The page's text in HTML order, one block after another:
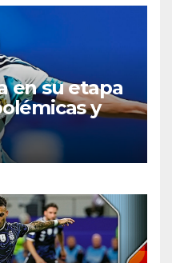
en su etapa
y